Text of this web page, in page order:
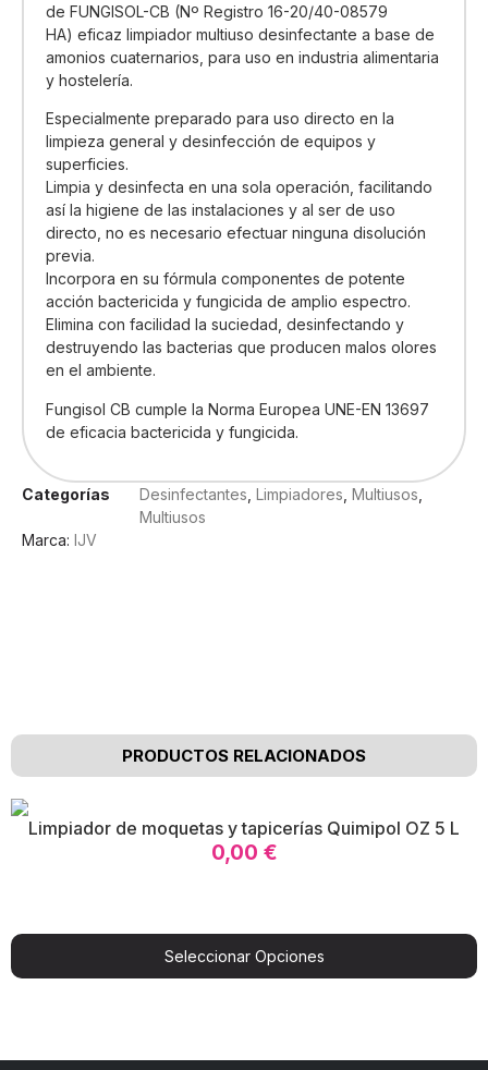
de FUNGISOL-CB (Nº Registro 16-20/40-08579
HA) eficaz limpiador multiuso desinfectante a base de
amonios cuaternarios, para uso en industria alimentaria
y hostelería.
Especialmente preparado para uso directo en la
limpieza general y desinfección de equipos y
superficies.
Limpia y desinfecta en una sola operación, facilitando
así la higiene de las instalaciones y al ser de uso
directo, no es necesario efectuar ninguna disolución
previa.
Incorpora en su fórmula componentes de potente
acción bactericida y fungicida de amplio espectro.
Elimina con facilidad la suciedad, desinfectando y
destruyendo las bacterias que producen malos olores
en el ambiente.
Fungisol CB cumple la Norma Europea UNE-EN 13697
de eficacia bactericida y fungicida.
Categorías Desinfectantes Limpiadores Multiusos
Multiusos
Marca: IJV
PRODUCTOS RELACIONADOS
Limpiador de moquetas y tapicerías Quimipol OZ 5 L
0,00 €
Seleccionar Opciones